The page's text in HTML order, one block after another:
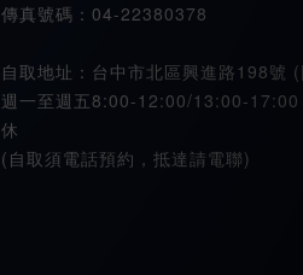
傳真號碼：04-22380378
自取地址：台中市北區興進路198號
週一至週五8:00-12:00/13:00-17:00
休
(自取須電話預約，抵達請電聯)